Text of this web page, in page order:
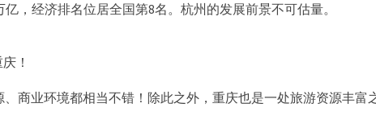
亿，经济排名位居全国第8名。杭州的发展前景不可估量。
！
商业环境都相当不错！除此之外，重庆也是一处旅游资源丰富